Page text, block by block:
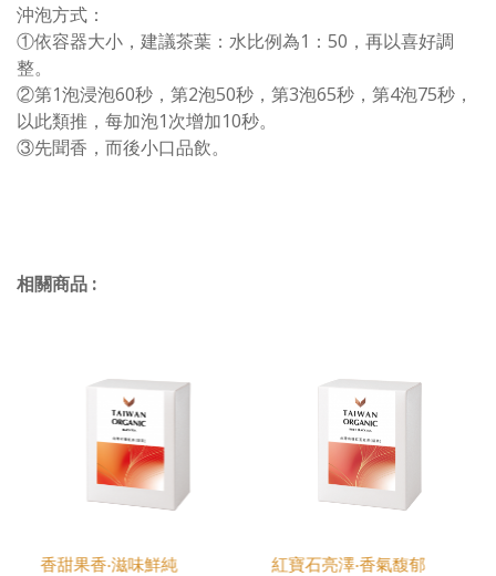
沖泡方式：
①依容器大小，建議茶葉：水比例為1：50，再以喜好調
整。
②第1泡浸泡60秒，第2泡50秒，第3泡65秒，第4泡75秒，
以此類推，每加泡1次增加10秒。
③先聞香，而後小口品飲。
相關商品 :
香甜果香‧滋味鮮純
紅寶石亮澤‧香氣馥郁